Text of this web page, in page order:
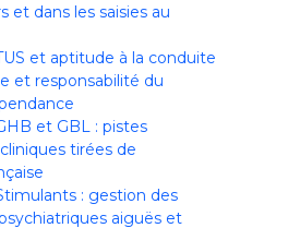
et dans les saisies au
et aptitude à la conduite
et responsabilité du
et GBL : pistes
tirées de
: gestion des
aiguës et